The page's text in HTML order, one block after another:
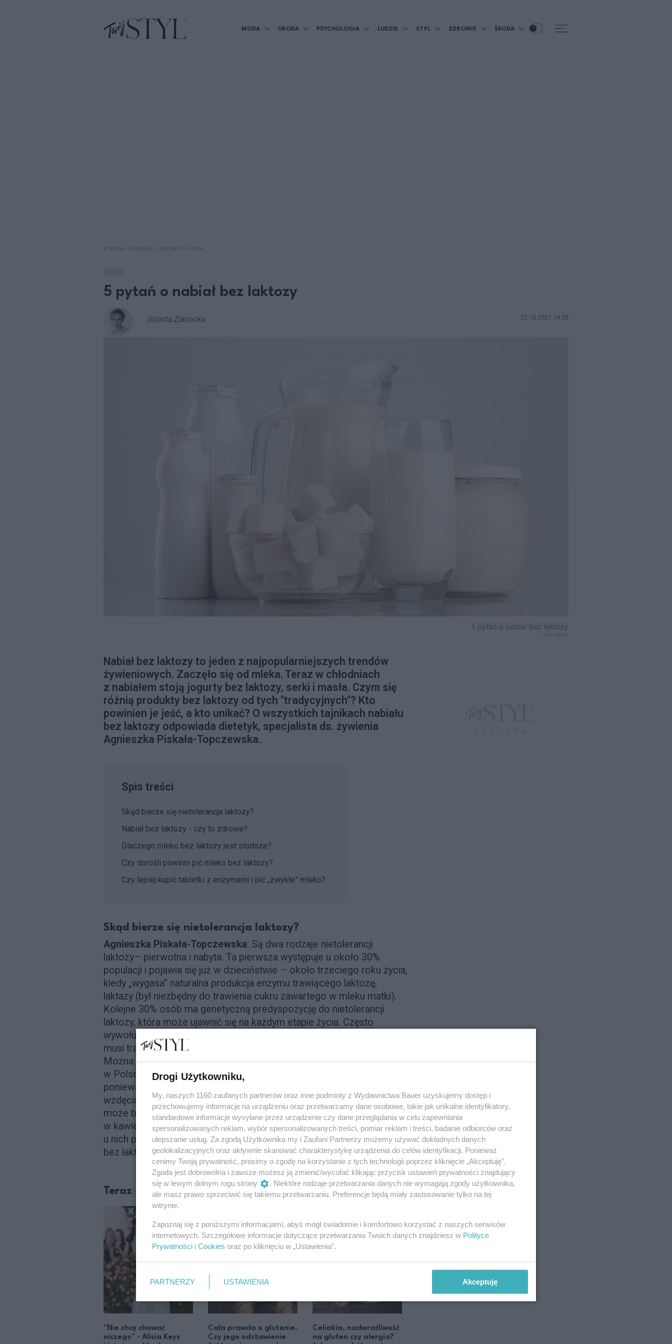
MODA URODA PSYCHOLOGIA LUDZIE STYL ZDROWIE ŠKODA
5 pytań o nabiał bez laktozy
Jolanta Zakrocka 22.10.2021 14:35
Nabiał bez laktozy to jeden z najpopularniejszych trendów
żywieniowych. Zaczęło się od mleka. Teraz w chłodniach
z nabiałem stoją jogurty bez laktozy, serki i masła. Czym się
różnią produkty bez laktozy od tych "tradycyjnych"? Kto
powinien je jeść, a kto unikać? O wszystkich tajnikach nabiału
bez laktozy odpowiada dietetyk, specjalista ds. żywienia
Agnieszka Piskała-Topczewska.
Spis treści
Skąd bierze się nietolerancja laktozy?
Nabiał bez laktozy - czy to zdrowe?
Dlaczego mleko bez laktozy jest słodsze?
Czy dorośli powinni pić mleko bez laktozy?
Czy lepiej kupić tabletki z enzymami i pić „zwykłe” mleko?
Skąd bierze się nietolerancja laktozy?
Agnieszka Piskała-Topczewska: Są dwa rodzaje nietolerancji
laktozy– pierwotna i nabyta. Ta pierwsza występuje u około 30%
populacji i pojawia się już w dzieciństwie – około trzeciego roku życia,
kiedy „wygasa” naturalna produkcja enzymu trawiącego laktozę,
laktazy (był niezbędny do trawienia cukru zawartego w mleku matki).
Kolejne 30% osób ma genetyczną predyspozycję do nietolerancji
laktozy, która może ujawnić się na każdym etapie życia. Często
wywołuje ją… odstawienie mleka na dłuższy czas. Kiedy organizm nie
musi trawić laktozy, naturalna produkcja laktazy z czasem zanika.
Można jednak śmiało powiedzieć, że problem nietolerancji laktozy
w Polsce jest powszechny. Jej zdiagnozowanie nie jest łatwe,
ponieważ problemy gastryczne, które wywołuje – bóle brzucha,
wzdęcia, gazy, uczucie pełności – mogą mieć różne podłoża. Mylące
może być też to, że niektóre osoby dobrze tolerują „kleks” mleka
w kawie, a dopiero spożycie większej ilości mleka może powodować
u nich problemy żołądkowe. Finalnie, wiele osób decyduje się na nabiał
bez laktozy - samodzielnie lub po konsultacji z lekarzem.
Teraz czytane
"Nie chcę chować
niczego" - Alicia Keys
Cała prawda o glutenie.
Czy jego odstawienie
Celiakia, nadwrażliwość
na gluten czy alergia?
Drogi Użytkowniku,
My, naszych 1160 zaufanych partnerów oraz inne podmioty z Wydawnictwa Bauer uzyskujemy dostęp i
przechowujemy informacje na urządzeniu oraz przetwarzamy dane osobowe, takie jak unikalne identyfikatory,
standardowe informacje wysyłane przez urządzenie czy dane przeglądania w celu zapewniania
spersonalizowanych reklam, wybór spersonalizowanych treści, pomiar reklam i treści, badanie odbiorców oraz
ulepszanie usług. Za zgodą Użytkownika my i Zaufani Partnerzy możemy używać dokładnych danych
geolokalizacyjnych oraz aktywnie skanować charakterystykę urządzenia do celów identyfikacji. Ponieważ
cenimy Twoją prywatność, prosimy o zgodę na korzystanie z tych technologii poprzez kliknięcie „Akceptuję”.
Zgoda jest dobrowolna i zawsze możesz ją zmienić/wycofać klikając przycisk ustawień prywatności znajdujący
się w lewym dolnym rogu strony
. Niektóre rodzaje przetwarzania danych nie wymagają zgody użytkownika,
ale masz prawo sprzeciwić się takiemu przetwarzaniu. Preferencje będą miały zastosowanie tylko na tej
witrynie.
Zapoznaj się z poniższymi informacjami, abyś mógł świadomie i komfortowo korzystać z naszych serwisów
internetowych. Szczegółowe informacje dotyczące przetwarzania Twoich danych znajdziesz w Polityce
Prywatności i Cookies oraz po kliknięciu w „Ustawienia”.
PARTNERZY USTAWIENIA Akceptuję